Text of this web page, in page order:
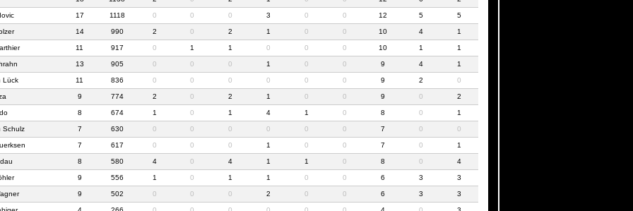
17 1118 0 0 0 3 0 0 12 5 5
14 990 2 0 2 1 0 0 10 4 1
11 917 0 1 1 0 0 0 10 1 1
13 905 0 0 0 1 0 0 9 4 1
Lück 11 836 0 0 0 0 0 0 9 2 0
9 774 2 0 2 1 0 0 9 0 2
8 674 1 0 1 4 1 0 8 0 1
Schulz 7 630 0 0 0 0 0 0 7 0 0
7 617 0 0 0 1 0 0 7 0 1
8 580 4 0 4 1 1 0 8 0 4
9 556 1 0 1 1 0 0 6 3 3
9 502 0 0 0 2 0 0 6 3 3